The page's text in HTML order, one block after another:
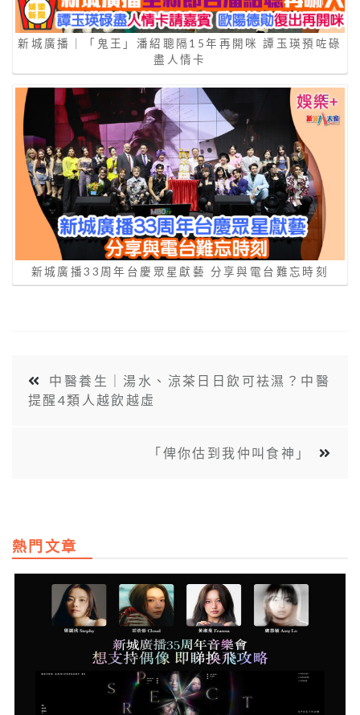
新城廣播｜「鬼王」潘紹聰隔15年再開咪 譚玉瑛預咗碌
盡人情卡
新城廣播33周年台慶眾星獻藝 分享與電台難忘時刻
中醫養生｜湯水、涼茶日日飲可袪濕？中醫
提醒4類人越飲越虛
「俾你估到我仲叫食神」
熱門文章